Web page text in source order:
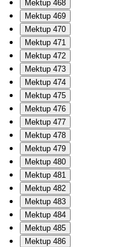
Mektup 468
Mektup 469
Mektup 470
Mektup 471
Mektup 472
Mektup 473
Mektup 474
Mektup 475
Mektup 476
Mektup 477
Mektup 478
Mektup 479
Mektup 480
Mektup 481
Mektup 482
Mektup 483
Mektup 484
Mektup 485
Mektup 486